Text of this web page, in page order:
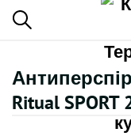
Ritual SPORT